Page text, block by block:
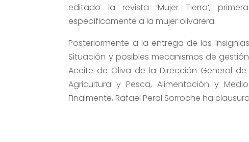
editado la revista ‘Mujer Tierra’,
específicamente a la mujer olivarera.
Posteriormente a la entrega de las
Situación y posibles mecanismos de
Aceite de Oliva de la Dirección General
Agricultura y Pesca, Alimentación y
Finalmente, Rafael Peral Sorroche ha